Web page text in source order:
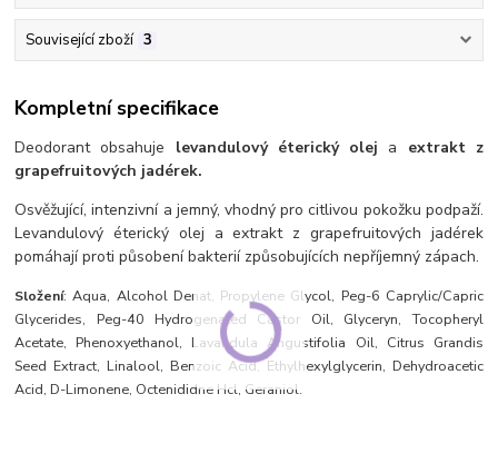
Související zboží 3
Kompletní specifikace
Deodorant obsahuje levandulový éterický olej a extrakt z
grapefruitových jadérek.
Osvěžující, intenzivní a jemný, vhodný pro citlivou pokožku podpaží.
Levandulový éterický olej a extrakt z grapefruitových jadérek
pomáhají proti působení bakterií způsobujících nepříjemný zápach.
Složení: Aqua, Alcohol Denat, Propylene Glycol, Peg-6 Caprylic/Capric
Glycerides, Peg-40 Hydrogenated Castor Oil, Glyceryn, Tocopheryl
Acetate, Phenoxyethanol, Lavandula Angustifolia Oil, Citrus Grandis
Seed Extract, Linalool, Benzoic Acid, Ethylhexylglycerin, Dehydroacetic
Acid, D-Limonene, Octenididne Hcl, Geraniol.